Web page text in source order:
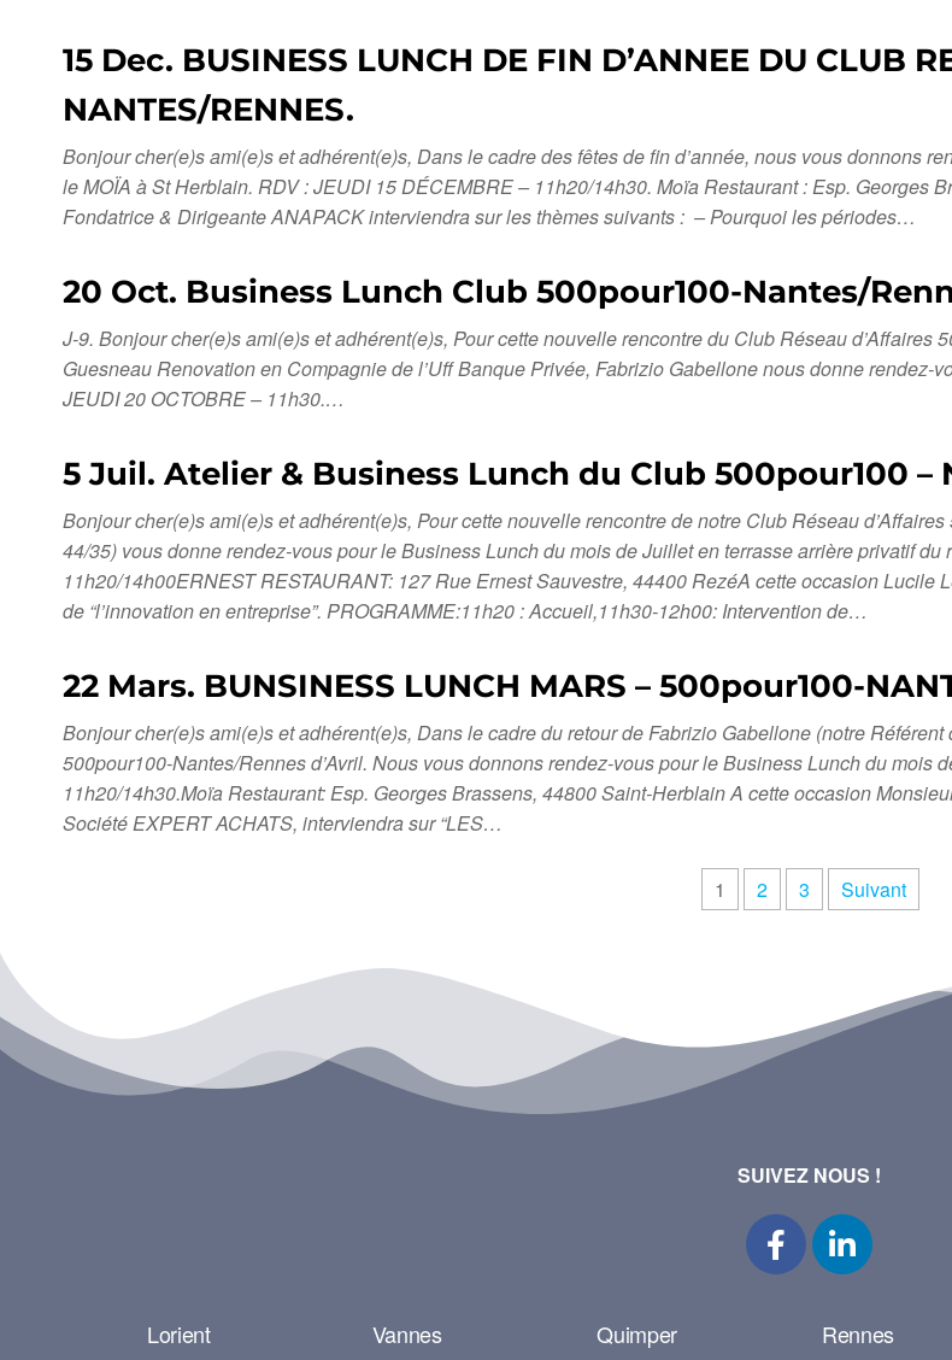
15 Dec. BUSINESS LUNCH DE FIN D’ANNEE DU CLUB
NANTES/RENNES.
Bonjour cher(e)s ami(e)s et adhérent(e)s, Dans le cadre des fêtes de fin d’année, nous vous donnons
le MOÏA à St Herblain. RDV : JEUDI 15 DÉCEMBRE – 11h20/14h30. Moïa Restaurant : Esp. Georges
Fondatrice & Dirigeante ANAPACK interviendra sur les thèmes suivants : – Pourquoi les périodes…
20 Oct. Business Lunch Club 500pour100-Nantes/
J-9. Bonjour cher(e)s ami(e)s et adhérent(e)s, Pour cette nouvelle rencontre du Club Réseau
Guesneau Renovation en Compagnie de l’Uff Banque Privée, Fabrizio Gabellone nous donne
JEUDI 20 OCTOBRE – 11h30.…
5 Juil. Atelier & Business Lunch du Club 500pour100 –
Bonjour cher(e)s ami(e)s et adhérent(e)s, Pour cette nouvelle rencontre de notre Club Réseau
44/35) vous donne rendez-vous pour le Business Lunch du mois de Juillet en terrasse arrière privatif du
11h20/14h00ERNEST RESTAURANT: 127 Rue Ernest Sauvestre, 44400 RezéA cette occasion Lucile
de “l’innovation en entreprise”. PROGRAMME:11h20 : Accueil,11h30-12h00: Intervention de…
22 Mars. BUNSINESS LUNCH MARS – 500pour100-
Bonjour cher(e)s ami(e)s et adhérent(e)s, Dans le cadre du retour de Fabrizio Gabellone (notre
500pour100-Nantes/Rennes d’Avril. Nous vous donnons rendez-vous pour le Business Lunch du mois
11h20/14h30.Moïa Restaurant: Esp. Georges Brassens, 44800 Saint-Herblain A cette occasion
Société EXPERT ACHATS, interviendra sur “LES…
1 2 3 Suivant
SUIVEZ NOUS !
Lorient Vannes Quimper Rennes